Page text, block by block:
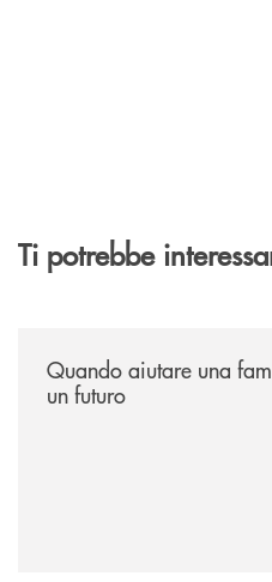
Ti potrebbe
Quando aiutare una
un futuro